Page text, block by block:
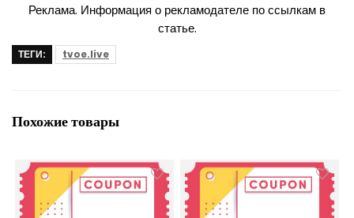
Реклама. Информация о рекламодателе по ссылкам в
статье.
ТЕГИ: tvoe.live
Похожие товары